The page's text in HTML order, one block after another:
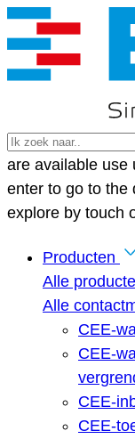
are available use
enter to go to the
explore by touch
Producten
Alle
Alle
CEE-
CEE-
CEE-
CEE-